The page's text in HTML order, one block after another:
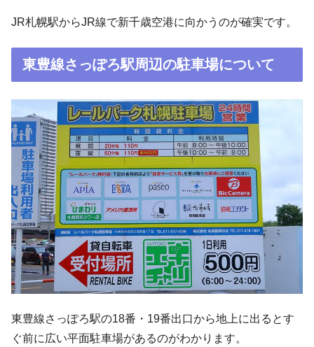
JR札幌駅からJR線で新千歳空港に向かうのが確実です。
東豊線さっぽろ駅周辺の駐車場について
東豊線さっぽろ駅の18番・19番出口から地上に出るとす
ぐ前に広い平面駐車場があるのがわかります。